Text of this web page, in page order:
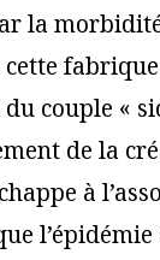
la
couple «
de la
à
l’épidémie